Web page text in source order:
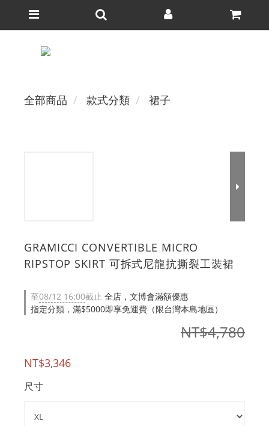
全部商品 款式分類 裙子
GRAMICCI CONVERTIBLE MICRO
RIPSTOP SKIRT 可拆式尼龍抗撕裂工裝裙
至08/12 16:00截止 全店，文博會滿額優惠
指定分類，滿$5000即享免運費（限台灣本島地區）
NT$4,780
NT$3,346
尺寸